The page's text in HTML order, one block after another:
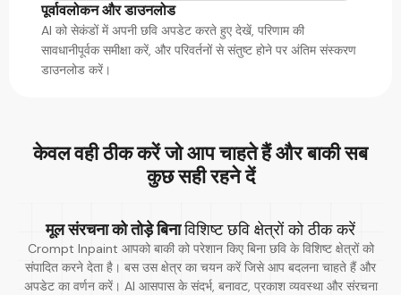
पूर्वावलोकन और डाउनलोड
AI को सेकंडों में अपनी छवि अपडेट करते हुए देखें, परिणाम की
सावधानीपूर्वक समीक्षा करें, और परिवर्तनों से संतुष्ट होने पर अंतिम संस्करण
डाउनलोड करें।
केवल वही ठीक करें जो आप चाहते हैं औरबाकी सब
कुछ सही रहने दें
मूल संरचना को तोड़े बिनाविशिष्ट छवि क्षेत्रों को ठीक करें
Crompt Inpaint आपको बाकी को परेशान किए बिना छवि के विशिष्ट क्षेत्रों को
संपादित करने देता है। बस उस क्षेत्र का चयन करें जिसे आप बदलना चाहते हैं और
अपडेट का वर्णन करें। AI आसपास के संदर्भ, बनावट, प्रकाश व्यवस्था और संरचना